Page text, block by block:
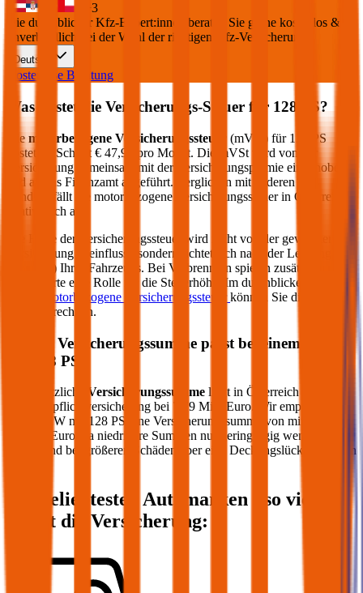
+3
Die durchblicker Kfz-Expert:innen beraten Sie gerne kostenlos &
unverbindlich bei der Wahl der richtigen Kfz-Versicherung.
Deutsch
Kostenlose Beratung
Was kostet die Versicherungs-Steuer für 128 PS?
Die motorbezogene Versicherungssteuer (mVSt) für 128
PS
kostet im Schnitt € 47,92
pro Monat. Die mVSt wird von der
Versicherung gemeinsam mit der Versicherungsprämie eingehoben
und an das Finanzamt abgeführt. Verglichen mit anderen EU-
Ländern fällt die motorbezogene Versicherungssteuer in Österreich
relativ hoch aus.
Die Höhe der Versicherungssteuer wird nicht von der gewählten
Versicherung beeinflusst, sondern richtet sich nach der Leistung (PS
bzw. kW) Ihres Fahrzeugs. Bei Verbrennern spielen zusätzlich die
CO2-Werte eine Rolle für die Steuerhöhe. Im durchblicker Rechner
motorbezogene Versicherungssteuer können Sie die Steuer
genau berechnen.
Welche Versicherungssumme passt bei einem PKW
128 PS?
Die gesetzliche Versicherungssumme liegt in Österreich bei der
Kfz-Haftpflichtversicherung bei 7,79 Mio. Euro. Wir empfehlen für
Ihren PKW mit
128 PS eine Versicherungssumme von mindestens
20 Mio. Euro, da niedrigere Summen nur geringfügig weniger
kosten und bei größeren Schäden aber eine Deckungslücke auftreten
Die beliebtesten Automarken - so viel
kostet die Versicherung: